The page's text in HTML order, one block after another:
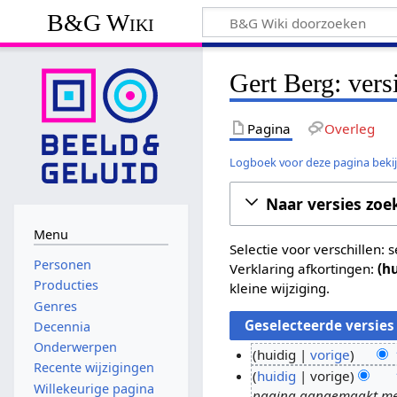
B&G Wiki
Gert Berg:
Pagina Overleg
Logboek voor deze pagina
Naar versies
Selectie voor verschillen:
Verklaring afkortingen:
kleine wijziging.
1
huidig vorige
G
e
huidig vorige
Menu
Personen
Producties
Genres
Decennia
Onderwerpen
Recente wijzigingen
Willekeurige pagina